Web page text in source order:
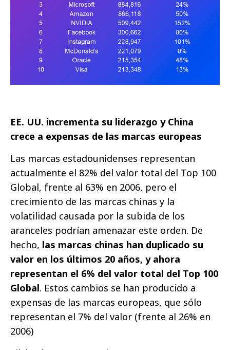
EE. UU. incrementa su liderazgo y China
crece a expensas de las marcas europeas
Las marcas estadounidenses representan
actualmente el 82% del valor total del Top 100
Global, frente al 63% en 2006, pero el
crecimiento de las marcas chinas y la
volatilidad causada por la subida de los
aranceles podrían amenazar este orden. De
hecho, las marcas chinas han duplicado su
valor en los últimos 20 años, y ahora
representan el 6% del valor total del Top 100
Global. Estos cambios se han producido a
expensas de las marcas europeas, que sólo
representan el 7% del valor (frente al 26% en
2006)